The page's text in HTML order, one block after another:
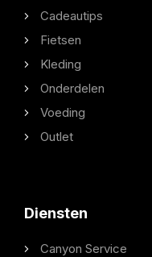
Cadeautips
Fietsen
Kleding
Onderdelen
Voeding
Outlet
Diensten
Canyon Service